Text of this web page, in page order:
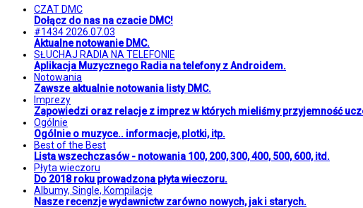
CZAT DMC
Dołącz do nas na czacie DMC!
#1434 2026.07.03
Aktualne notowanie DMC.
SŁUCHAJ RADIA NA TELEFONIE
Aplikacja Muzycznego Radia na telefony z Androidem.
Notowania
Zawsze aktualnie notowania listy DMC.
Imprezy
Zapowiedzi oraz relacje z imprez w których mieliśmy przyjemność
Ogólnie
Ogólnie o muzyce.. informacje, plotki, itp.
Best of the Best
Lista wszechczasów - notowania 100, 200, 300, 400, 500, 600, itd.
Płyta wieczoru
Do 2018 roku prowadzona płyta wieczoru.
Albumy, Single, Kompilacje
Nasze recenzje wydawnictw zarówno nowych, jak i starych.